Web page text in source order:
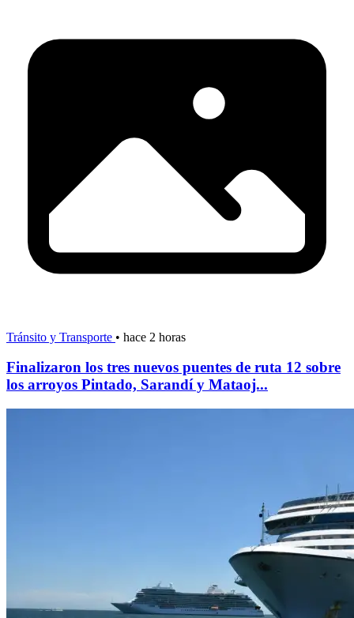
Tránsito y Transporte • hace 2 horas
Finalizaron los tres nuevos puentes de ruta 12 sobre
los arroyos Pintado, Sarandí y Mataoj...